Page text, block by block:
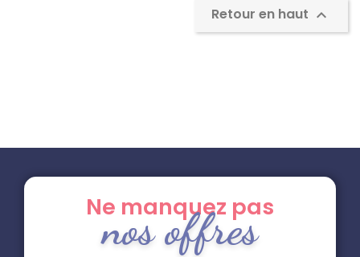
Retour en haut 
Ne manquez pas
nos offres